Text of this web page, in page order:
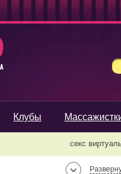
Клубы
секс